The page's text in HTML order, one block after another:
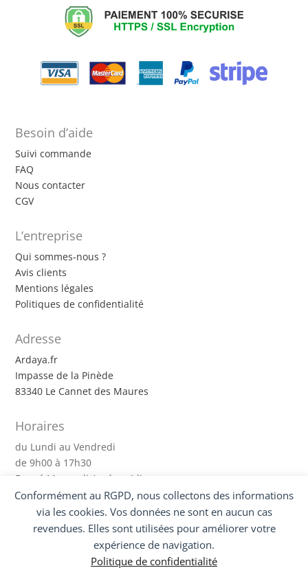
Conformément au RGPD, nous collectons des informations
via les cookies. Vos données ne sont en aucun cas
revendues. Elles sont utilisées pour améliorer votre
expérience de navigation.
Politique de confidentialité
Besoin d’aide
Suivi commande
FAQ
Nous contacter
CGV
L’entreprise
Qui sommes-nous ?
Avis clients
Mentions légales
Politiques de confidentialité
Adresse
Ardaya.fr
Impasse de la Pinède
83340 Le Cannet des Maures
Horaires
du Lundi au Vendredi
de 9h00 à 17h30
Fermé Mercredi Après-midi
Suivez-nous !